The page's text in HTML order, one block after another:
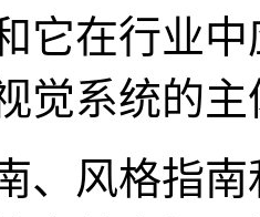
它在行业
觉系统的
、风格指